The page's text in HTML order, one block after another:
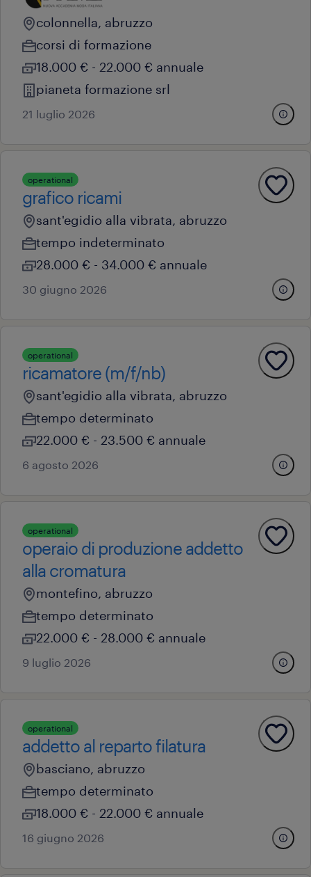
colonnella, abruzzo
corsi di formazione
18.000 € - 22.000 € annuale
pianeta formazione srl
21 luglio 2026
operational
grafico ricami
sant'egidio alla vibrata, abruzzo
tempo indeterminato
28.000 € - 34.000 € annuale
30 giugno 2026
operational
ricamatore (m/f/nb)
sant'egidio alla vibrata, abruzzo
tempo determinato
22.000 € - 23.500 € annuale
6 agosto 2026
operational
operaio di produzione addetto
alla cromatura
montefino, abruzzo
tempo determinato
22.000 € - 28.000 € annuale
9 luglio 2026
operational
addetto al reparto filatura
basciano, abruzzo
tempo determinato
18.000 € - 22.000 € annuale
16 giugno 2026